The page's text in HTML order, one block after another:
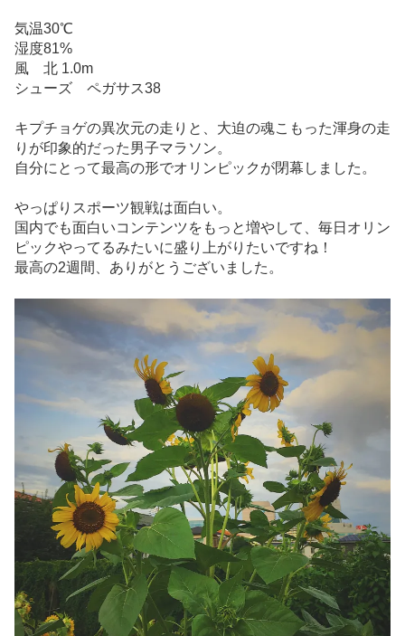
気温30℃
湿度81%
風 北 1.0m
シューズ ペガサス38
キプチョゲの異次元の走りと、大迫の魂こもった渾身の走
りが印象的だった男子マラソン。
自分にとって最高の形でオリンピックが閉幕しました。
やっぱりスポーツ観戦は面白い。
国内でも面白いコンテンツをもっと増やして、毎日オリン
ピックやってるみたいに盛り上がりたいですね！
最高の2週間、ありがとうございました。